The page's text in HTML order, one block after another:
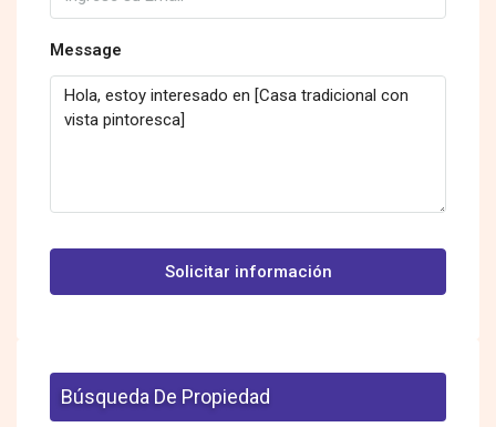
Message
Solicitar información
Búsqueda De Propiedad